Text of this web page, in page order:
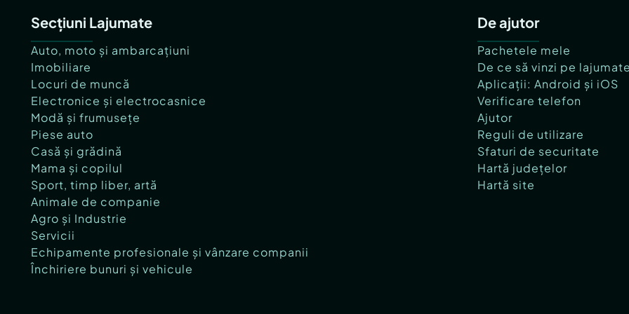
Secțiuni Lajumate
Auto, moto și ambarcațiuni
Imobiliare
Locuri de muncă
Electronice și electrocasnice
Modă și frumusețe
Piese auto
Casă și grădină
Mama și copilul
Sport, timp liber, artă
Animale de companie
Agro și Industrie
Servicii
Echipamente profesionale și vânzare companii
Închiriere bunuri și vehicule
De ajutor
Pachetele mele
De ce să vinzi pe
Aplicații: Android și iOS
Verificare telefon
Ajutor
Reguli de utilizare
Sfaturi de securitate
Hartă județelor
Hartă site